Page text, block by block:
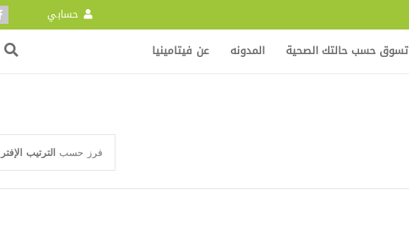
حسابي
تسوق حسب حالتك الصحية المدونه عن فيتامينيا
فرز حسب الترتيب